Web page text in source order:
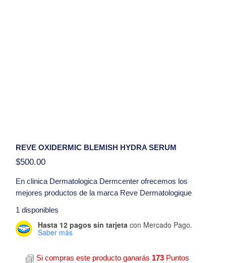
REVE OXIDERMIC BLEMISH HYDRA SERUM
$500.00
En clinica Dermatologica Dermcenter ofrecemos los
mejores productos de la marca Reve Dermatologique
Presentacion:
Hola, tengo una duda con respecto al producto
Reve Oxidermic Blemish Hydra Serum
1 disponibles
Hasta 12 pagos sin tarjeta con Mercado Pago.
Saber más
Si compras este producto ganarás 173 Puntos